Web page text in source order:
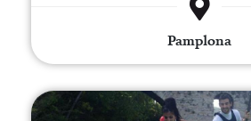
Pamplona
Stand